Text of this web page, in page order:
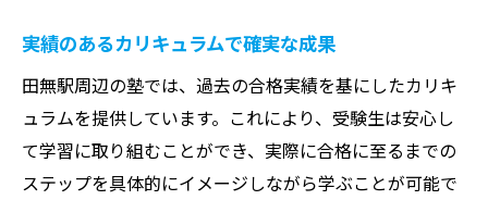
実績のあるカリキュラムで確実な成果
田無駅周辺の塾では、過去の合格実績を基にしたカリキ
ュラムを提供しています。これにより、受験生は安心し
て学習に取り組むことができ、実際に合格に至るまでの
ステップを具体的にイメージしながら学ぶことが可能で